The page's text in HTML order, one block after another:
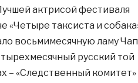
актрисой фестиваля
«Четыре таксиста и
восьмимесячную ламу
русский той
– «Следственный комитет»